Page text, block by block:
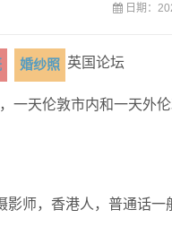
日期：
婚纱照 英国论坛
一天伦敦市内和一天外
影师，香港人，普通话